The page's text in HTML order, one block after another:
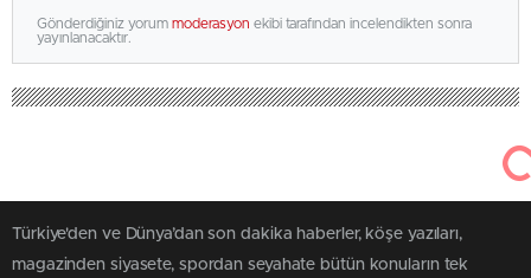
Gönderdiğiniz yorum moderasyon ekibi tarafından incelendikten sonra
yayınlanacaktır.
Türkiye'den ve Dünya’dan son dakika haberler, köşe yazıları,
magazinden siyasete, spordan seyahate bütün konuların tek